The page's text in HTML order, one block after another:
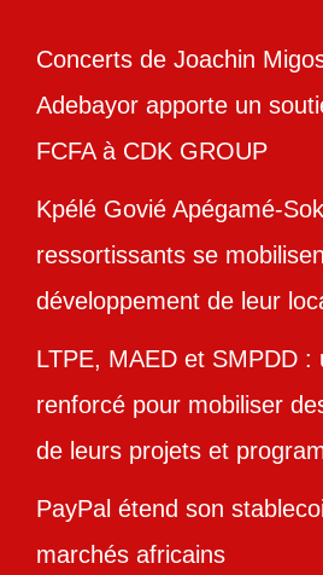
Concerts de Joachin
Adebayor apporte un
FCFA à CDK GROUP
Kpélé Govié Apégamé-
ressortissants se
développement de leur
LTPE, MAED et SMPDD :
renforcé pour mobiliser
de leurs projets et
PayPal étend son
marchés africains